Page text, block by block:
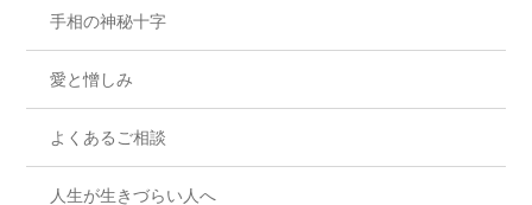
手相の神秘十字
愛と憎しみ
よくあるご相談
人生が生きづらい人へ